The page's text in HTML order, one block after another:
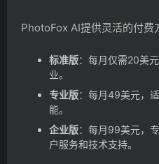
PhotoFox AI提供灵活的付费
标准版：每月仅需20美
业。
专业版：每月49美元，
能。
企业版：每月99美元，
户服务和技术支持。